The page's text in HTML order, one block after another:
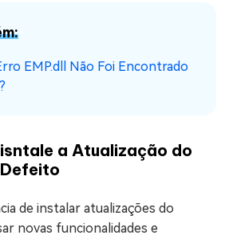
EMP.dll Não Foi Encontrado
a Atualização do
de instalar atualizações do
novas funcionalidades e